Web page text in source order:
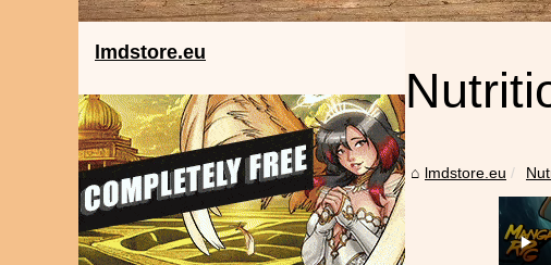
lmdstore.eu
lmdstore.eu